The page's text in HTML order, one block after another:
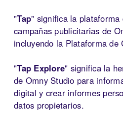
"Tap" significa la plataforma
campañas publicitarias de
incluyendo la Plataforma de
"Tap Explore" significa la
de Omny Studio para
digital y crear informes
datos propietarios.